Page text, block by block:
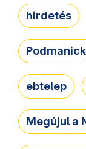
hirdetés
ebtelep
Megújul a